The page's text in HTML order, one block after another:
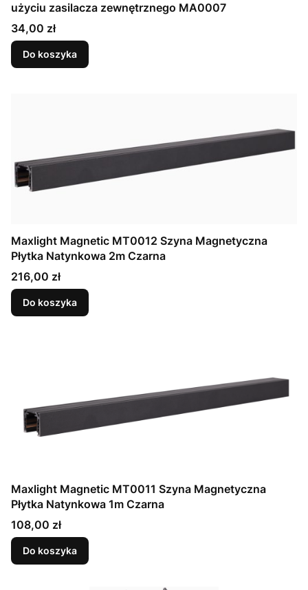
użyciu zasilacza zewnętrznego MA0007
Cena
34,00 zł
Do koszyka
Maxlight Magnetic MT0012 Szyna Magnetyczna
Płytka Natynkowa 2m Czarna
Cena
216,00 zł
Do koszyka
Maxlight Magnetic MT0011 Szyna Magnetyczna
Płytka Natynkowa 1m Czarna
Cena
108,00 zł
Do koszyka